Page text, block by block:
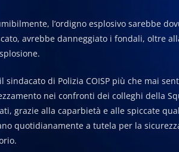
l’ordigno esplosivo sarebbe
avrebbe danneggiato i fondali, oltre
sindacato di Polizia COISP più che mai
nei confronti dei colleghi della
grazie alla caparbietà e alle spiccate
quotidianamente a tutela per la